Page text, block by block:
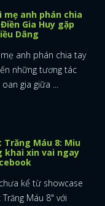
mẹ anh phán chia
Gia Huy gặp
Dâng
anh phán chia tay
những tương tác
gia giữa ...
Trăng Máu 8: Miu
khai xin vai ngay
kể từ showcase
Trăng Máu 8" với